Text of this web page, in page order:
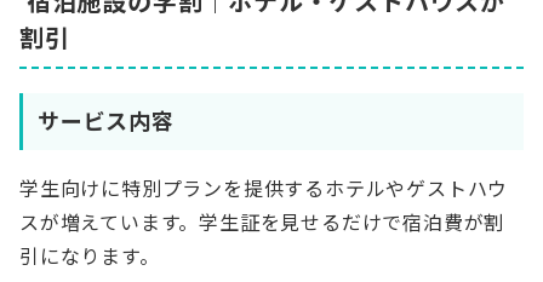
割引
サービス内容
学生向けに特別プランを提供するホテルやゲストハウ
スが増えています。学生証を見せるだけで宿泊費が割
引になります。